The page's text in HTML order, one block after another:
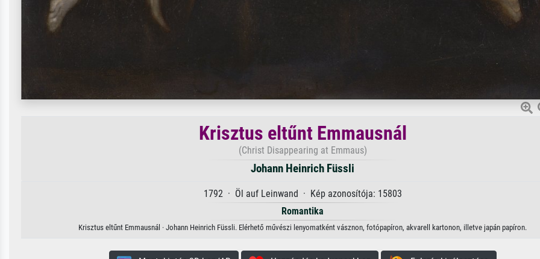
Krisztus eltűnt Emmausnál
(Christ Disappearing at Emmaus)
Johann Heinrich Füssli
1792 · Öl auf Leinwand · Kép azonosítója: 15803
Romantika
Krisztus eltűnt Emmausnál · Johann Heinrich Füssli. Elérhető művészi lenyomatként vásznon, fotópapíron, akvarell kartonon, illetve japán papíron.